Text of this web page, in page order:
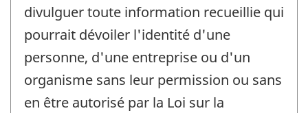
divulguer toute information recueillie qui
pourrait dévoiler l'identité d'une
personne, d'une entreprise ou d'un
organisme sans leur permission ou sans
en être autorisé par la Loi sur la